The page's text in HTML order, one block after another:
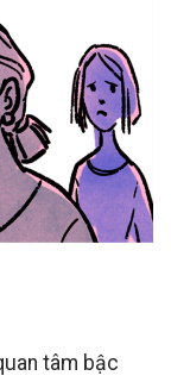
tâm bậc